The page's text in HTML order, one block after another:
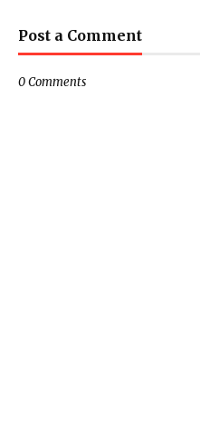
Post a Comment
0 Comments